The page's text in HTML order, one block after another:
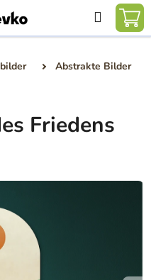
Suchen
Abstrakte Bilder
Friedens